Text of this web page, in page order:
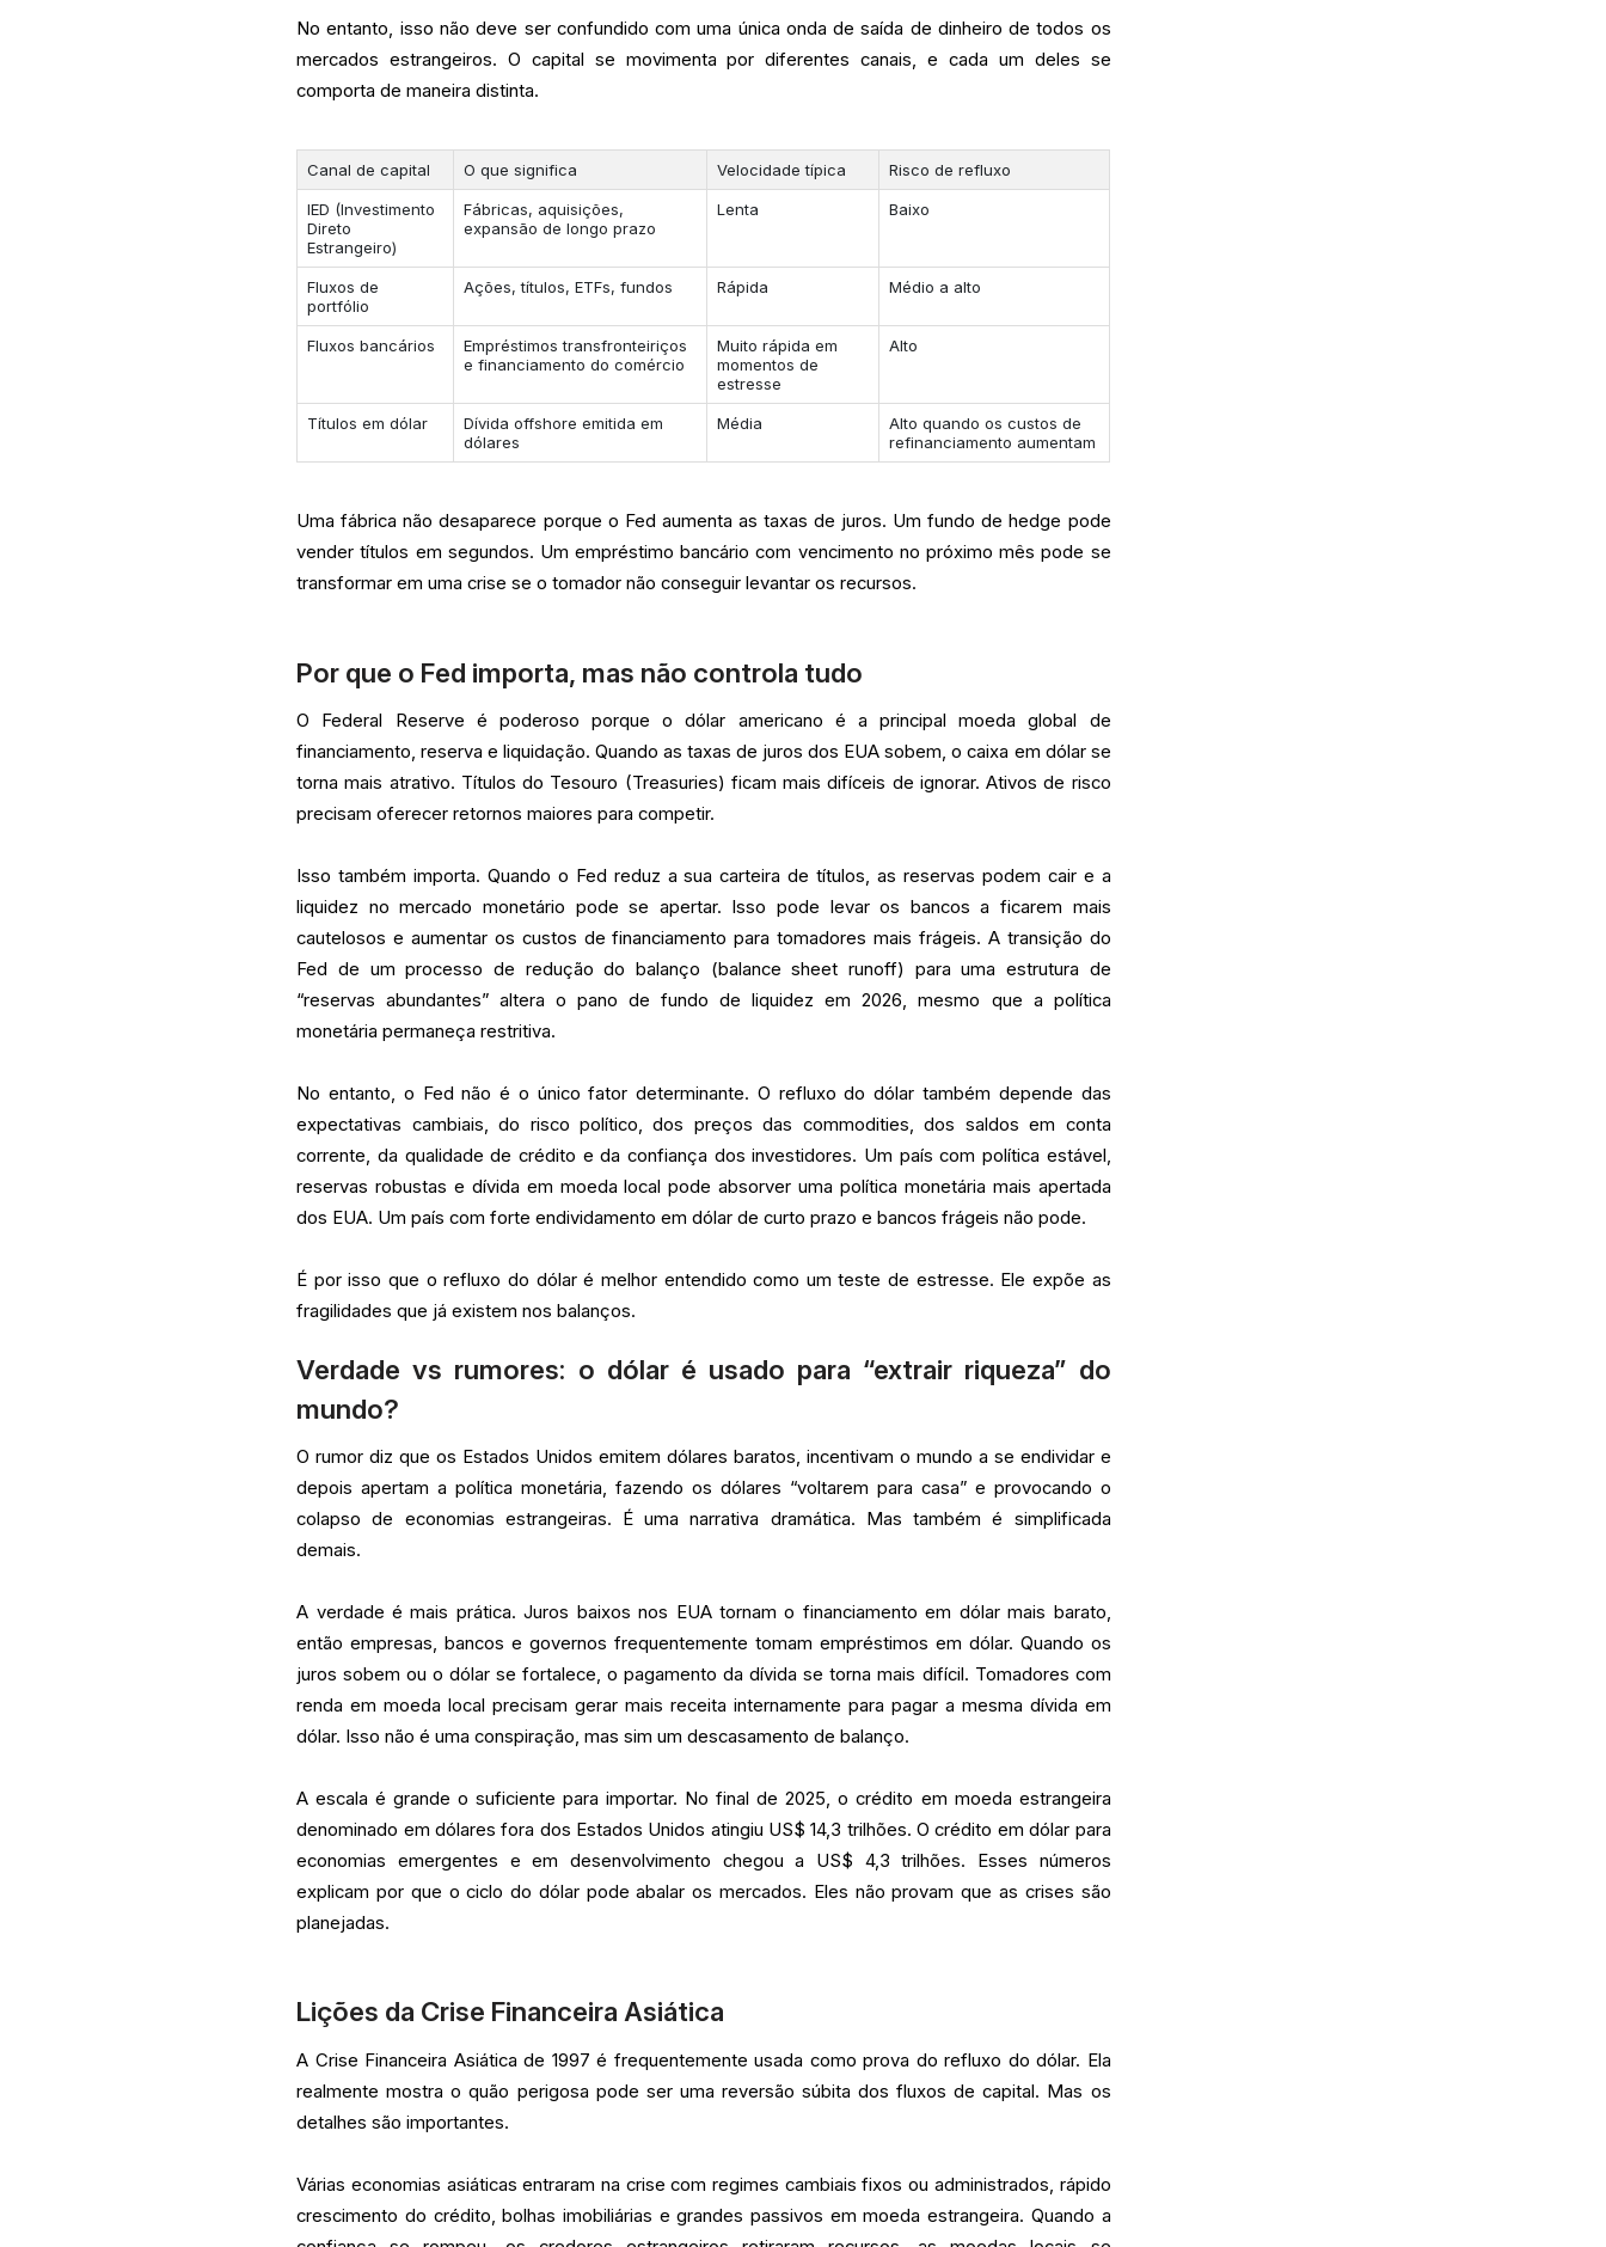
No entanto, isso não deve ser confundido com uma única onda de saída de dinheiro de todos os
mercados estrangeiros. O capital se movimenta por diferentes canais, e cada um deles se
comporta de maneira distinta.
Canal de capital O que significa Velocidade típica Risco de refluxo
IED (Investimento
Direto
Estrangeiro)
Fábricas, aquisições,
expansão de longo prazo
Lenta Baixo
Fluxos de
portfólio
Ações, títulos, ETFs, fundos Rápida Médio a alto
Fluxos bancários
Empréstimos transfronteiriços
e financiamento do comércio
Muito rápida em
momentos de
estresse
Alto
Títulos em dólar
Dívida offshore emitida em
dólares
Média
Alto quando os custos de
refinanciamento aumentam
Uma fábrica não desaparece porque o Fed aumenta as taxas de juros. Um fundo de hedge pode
vender títulos em segundos. Um empréstimo bancário com vencimento no próximo mês pode se
transformar em uma crise se o tomador não conseguir levantar os recursos.
Por que o Fed importa, mas não controla tudo
O Federal Reserve é poderoso porque o dólar americano é a principal moeda global de
financiamento, reserva e liquidação. Quando as taxas de juros dos EUA sobem, o caixa em dólar se
torna mais atrativo. Títulos do Tesouro (Treasuries) ficam mais difíceis de ignorar. Ativos de risco
precisam oferecer retornos maiores para competir.
Isso também importa. Quando o Fed reduz a sua carteira de títulos, as reservas podem cair e a
liquidez no mercado monetário pode se apertar. Isso pode levar os bancos a ficarem mais
cautelosos e aumentar os custos de financiamento para tomadores mais frágeis. A transição do
Fed de um processo de redução do balanço (balance sheet runoff) para uma estrutura de
“reservas abundantes” altera o pano de fundo de liquidez em 2026, mesmo que a política
monetária permaneça restritiva.
No entanto, o Fed não é o único fator determinante. O refluxo do dólar também depende das
expectativas cambiais, do risco político, dos preços das commodities, dos saldos em conta
corrente, da qualidade de crédito e da confiança dos investidores. Um país com política estável,
reservas robustas e dívida em moeda local pode absorver uma política monetária mais apertada
dos EUA. Um país com forte endividamento em dólar de curto prazo e bancos frágeis não pode.
É por isso que o refluxo do dólar é melhor entendido como um teste de estresse. Ele expõe as
fragilidades que já existem nos balanços.
Verdade vs rumores: o dólar é usado para “extrair riqueza” do
mundo?
O rumor diz que os Estados Unidos emitem dólares baratos, incentivam o mundo a se endividar e
depois apertam a política monetária, fazendo os dólares “voltarem para casa” e provocando o
colapso de economias estrangeiras. É uma narrativa dramática. Mas também é simplificada
demais.
A verdade é mais prática. Juros baixos nos EUA tornam o financiamento em dólar mais barato,
então empresas, bancos e governos frequentemente tomam empréstimos em dólar. Quando os
juros sobem ou o dólar se fortalece, o pagamento da dívida se torna mais difícil. Tomadores com
renda em moeda local precisam gerar mais receita internamente para pagar a mesma dívida em
dólar. Isso não é uma conspiração, mas sim um descasamento de balanço.
A escala é grande o suficiente para importar. No final de 2025, o crédito em moeda estrangeira
denominado em dólares fora dos Estados Unidos atingiu US$ 14,3 trilhões. O crédito em dólar para
economias emergentes e em desenvolvimento chegou a US$ 4,3 trilhões. Esses números
explicam por que o ciclo do dólar pode abalar os mercados. Eles não provam que as crises são
planejadas.
Lições da Crise Financeira Asiática
A Crise Financeira Asiática de 1997 é frequentemente usada como prova do refluxo do dólar. Ela
realmente mostra o quão perigosa pode ser uma reversão súbita dos fluxos de capital. Mas os
detalhes são importantes.
Várias economias asiáticas entraram na crise com regimes cambiais fixos ou administrados, rápido
crescimento do crédito, bolhas imobiliárias e grandes passivos em moeda estrangeira. Quando a